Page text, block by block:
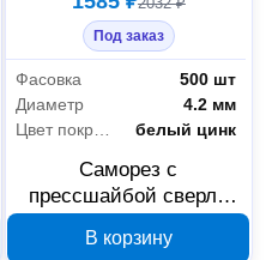
Под заказ
Фасовка
500 шт
Диаметр
4.2 мм
Цвет покрытия
белый цинк
Саморез с
прессшайбой сверло
ГОСТ 4,2x38 500 шт
В корзину